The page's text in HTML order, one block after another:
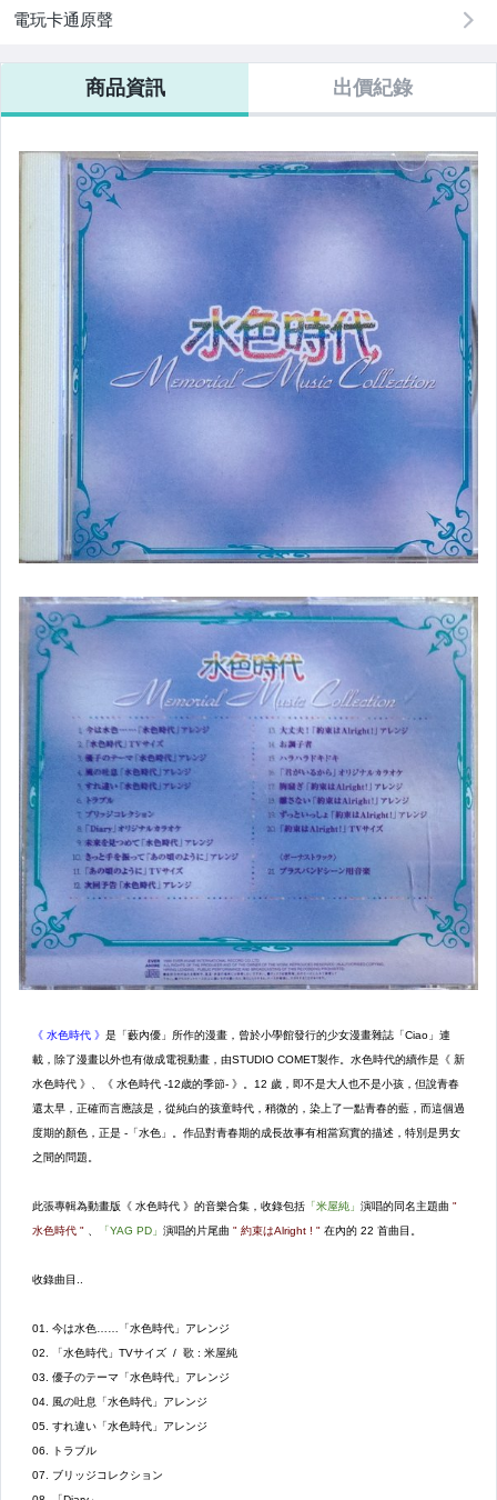
電玩卡通原聲
商品資訊 出價紀錄